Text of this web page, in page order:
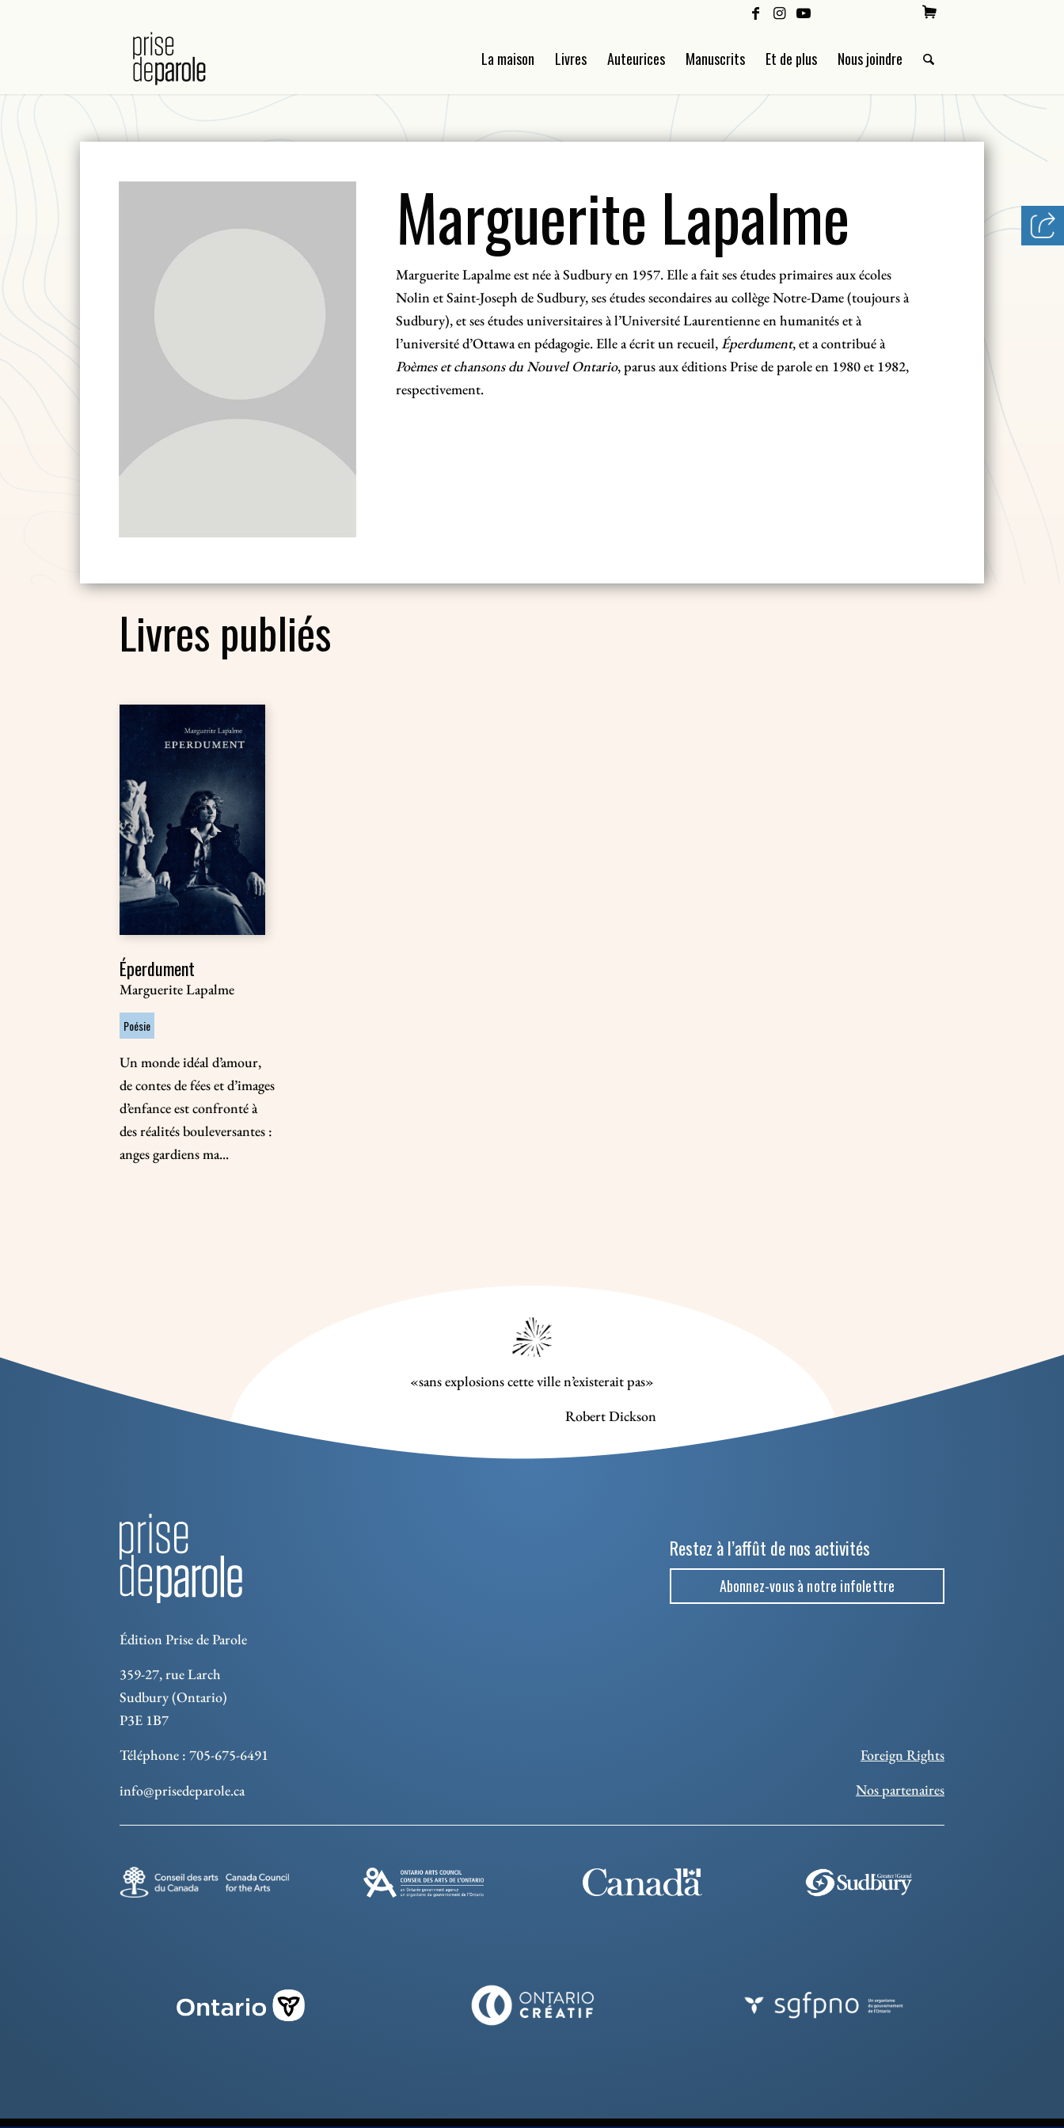
La maison Livres Auteurices Manuscrits Et de plus Nous joindre
Marguerite Lapalme
Marguerite Lapalme est née à Sudbury en 1957. Elle a fait ses études primaires aux écoles
Nolin et Saint-Joseph de Sudbury, ses études secondaires au collège Notre-Dame (toujours à
Sudbury), et ses études universitaires à l’Université Laurentienne en humanités et à
l’université d’Ottawa en pédagogie. Elle a écrit un recueil,Éperdument, et a contribué à
Poèmes et chansons du Nouvel Ontario, parus aux éditions Prise de parole en 1980 et 1982,
respectivement.
Livres publiés
Éperdument
Marguerite Lapalme
Poésie
Un monde idéal d’amour,
de contes de fées et d’images
d’enfance est confronté à
des réalités bouleversantes :
anges gardiens ma...
«sans explosions cette ville n’existerait pas»
Robert Dickson
Édition Prise de Parole
359-27, rue Larch
Sudbury (Ontario)
P3E 1B7
Téléphone : 705-675-6491
info@prisedeparole.ca
Restez à l’affût de nos activités
Abonnez-vous à notre infolettre
Foreign Rights
Nos partenaires